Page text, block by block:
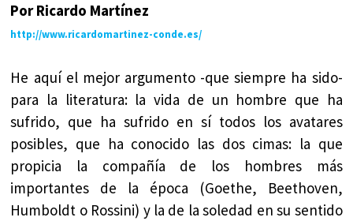
Por Ricardo Martínez
http://www.ricardomartinez-conde.es/
He aquí el mejor argumento -que siempre ha sido-
para la literatura: la vida de un hombre que ha
sufrido, que ha sufrido en sí todos los avatares
posibles, que ha conocido las dos cimas: la que
propicia la compañía de los hombres más
importantes de la época (Goethe, Beethoven,
Humboldt o Rossini) y la de la soledad en su sentido